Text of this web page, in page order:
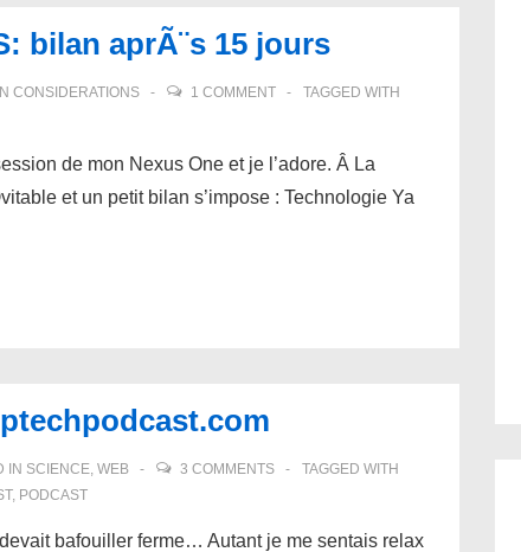
bilan aprÃ¨s 15 jours
CONSIDERATIONS 1 COMMENT
TAGGED WITH
de mon Nexus One et je l’adore. Â La
et un petit bilan s’impose : Technologie Ya
IN SCIENCE, WEB 3 COMMENTS
TAGGED WITH
, PODCAST
bafouiller ferme… Autant je me sentais relax